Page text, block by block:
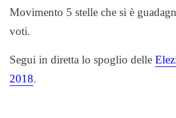
Movimento 5 stelle che si è
voti.
Segui in diretta lo spoglio delle
2018.